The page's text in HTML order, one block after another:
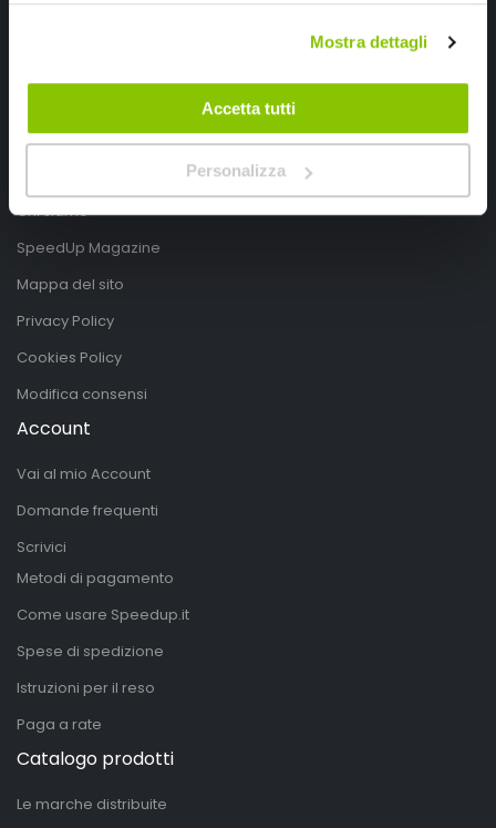
Mostra dettagli
Accetta tutti
Personalizza
Speedup.it by Trio Group
Chi siamo
SpeedUp Magazine
Mappa del sito
Privacy Policy
Cookies Policy
Modifica consensi
Account
Vai al mio Account
Domande frequenti
Scrivici
Metodi di pagamento
Come usare Speedup.it
Spese di spedizione
Istruzioni per il reso
Paga a rate
Catalogo prodotti
Le marche distribuite